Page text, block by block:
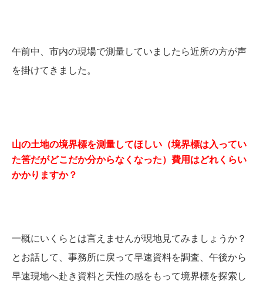
午前中、市内の現場で測量していましたら近所の方が声
を掛けてきました。
山の土地の境界標を測量してほしい（境界標は入ってい
た筈だがどこだか分からなくなった）費用はどれくらい
かかりますか？
一概にいくらとは言えませんが現地見てみましょうか？
とお話して、事務所に戻って早速資料を調査、午後から
早速現地へ赴き資料と天性の感をもって境界標を探索し